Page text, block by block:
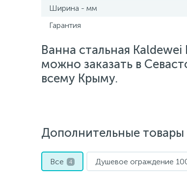
Ширина - мм
Гарантия
Ванна стальная
можно заказать в
всему Крыму.
Дополнительные товары
Все 4 Душевое ограждение